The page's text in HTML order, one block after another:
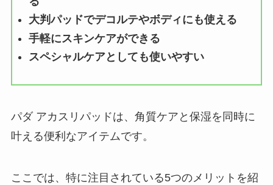
大判パッドでデコルテやボディにも使える
手軽にスキンケアができる
スペシャルケアとしても使いやすい
パダ アカスリパッドは、角質ケアと保湿を同時に
叶える便利なアイテムです。
ここでは、特に注目されている5つのメリットを紹